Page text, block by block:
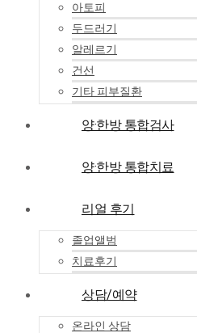
아토피
두드러기
알레르기
건선
기타 피부질환
양·한방 통합검사
양·한방 통합치료
리얼 후기
졸업앨범
치료후기
상담/예약
온라인 상담